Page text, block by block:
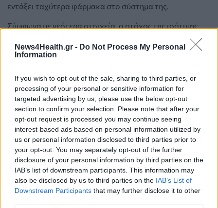
News4Health.gr - Do Not Process My Personal
Information
If you wish to opt-out of the sale, sharing to third parties, or
processing of your personal or sensitive information for
targeted advertising by us, please use the below opt-out
section to confirm your selection. Please note that after your
opt-out request is processed you may continue seeing
interest-based ads based on personal information utilized by
us or personal information disclosed to third parties prior to
your opt-out. You may separately opt-out of the further
disclosure of your personal information by third parties on the
IAB’s list of downstream participants. This information may
also be disclosed by us to third parties on the IAB’s List of
Downstream Participants that may further disclose it to other
εντάξει ταχύτερα φάρμακα στο σύστημα της.
Σύμφωνα με νεότερα στοιχεία, ο στόχος της ισότιμης
στα νέα φάρμακα στην Ευρωπαϊκή Ένωση
παραμένει άπιαστος.Θεραπείες που εγκρίνονται από τον
Ευρωπαϊκό Οργανισμό Φαρμάκων (ΕΜΑ) φθάνουν στους
ακόμα και την περιοχή, με την Ελλάδα να συνεχίζει να
καταγράφει σημαντικούς χρόνους απόκλισης
, που
αγγίζουν τα 2 χρόνια.
Συγκεκριμένα, στην Ελλάδα χρειάζονται 641 ημέρες για τη
διάθεση ενός φαρμάκου που έχει λάβει έγκριση από τον
ΕΜΑ, σύμφωνα με τα νεότερα δεδομένα τουδείκτη WAIT
(Waiting to Access Innovative Therapies) της Ευρωπαϊκής
Ομοσπονδίας Φαρμακευτικών Βιομηχανιών (EFPIA), που
αναμένεται να ανακοινωθούν επίσημα στα μέσα Μαΐου.
Ο αντίστοιχος χρόνοςπέρσι ήταν ελαφρώς μεγαλύτερος